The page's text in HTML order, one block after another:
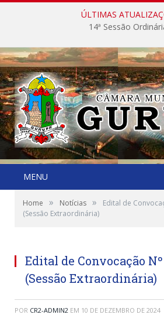
ÚLTIMAS
14ª Sessão
MENU
Home » Notícias »
Edital de
(Sessão Extraordinária)
Edital de Convocação
(Sessão Extraordinária)
POR CR2-ADMIN2 EM 10 DE DEZEMBRO DE 2024